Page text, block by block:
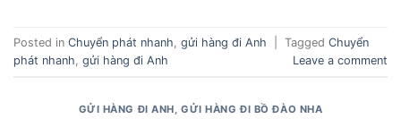
Posted in Chuyển phát nhanh gửi hàng đi Anh Tagged Chuyển
phát nhanh gửi hàng đi Anh Leave a comment
GỬI HÀNG ĐI ANH,GỬI HÀNG ĐI BỒ ĐÀO NHA